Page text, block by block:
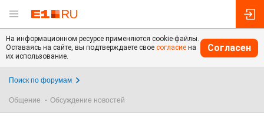
На информационном ресурсе применяются cookie-файлы.
Оставаясь на сайте, вы подтверждаете свое согласие на
их использование.
Согласен
Поиск по форумам
Общение Обсуждение новостей